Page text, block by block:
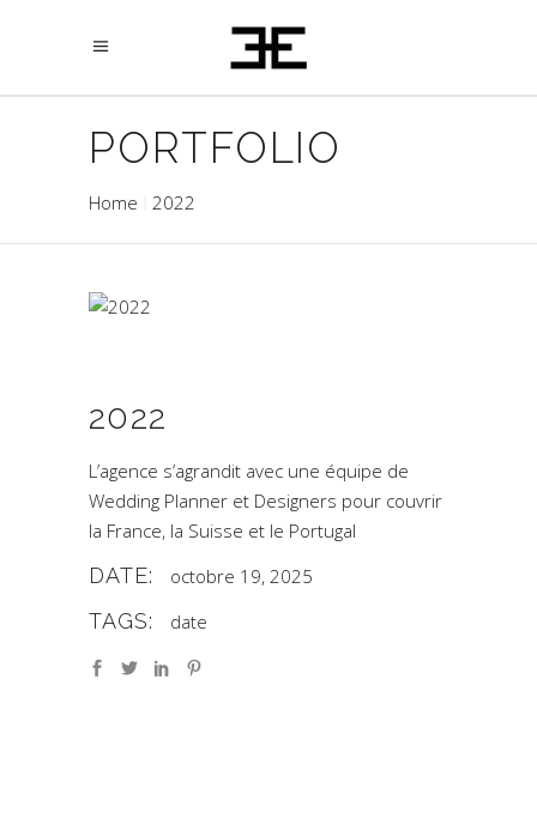
PORTFOLIO
Home 2022
2022
L’agence s’agrandit avec une équipe de
Wedding Planner et Designers pour couvrir
la France, la Suisse et le Portugal
DATE: octobre 19, 2025
TAGS: date